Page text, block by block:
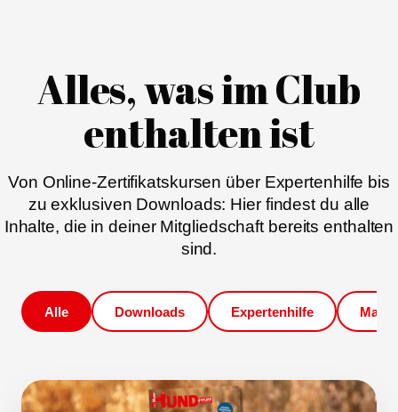
Alles, was im Club
enthalten ist
Von Online-Zertifikatskursen über Expertenhilfe bis
zu exklusiven Downloads: Hier findest du alle
Inhalte, die in deiner Mitgliedschaft bereits enthalten
sind.
Alle Downloads Expertenhilfe